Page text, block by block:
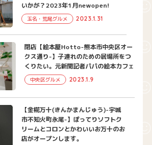
いかが？2023年1月newopen!
玉名・荒尾グルメ 2023.1.31
閉店【絵本屋Hotto-熊本市中央区オー
クス通り-】子連れのための居場所をつ
くりたい。元新聞記者パパの絵本カフェ
中央区グルメ 2023.1.9
【金椛万十(きんかまんじゅう)-宇城
市不知火町永尾-】ぽってりソフトク
リームとコロンとかわいいお万十のお
店がオープンします。